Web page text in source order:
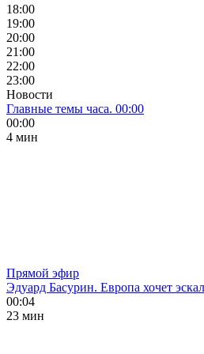
18:00
19:00
20:00
21:00
22:00
23:00
Новости
Главные темы часа. 00:00
00:00
4 мин
Прямой эфир
Эдуард Басурин. Европа хочет
00:04
23 мин